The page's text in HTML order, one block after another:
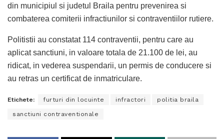
din municipiul si judetul Braila pentru prevenirea si
combaterea comiterii infractiunilor si contraventiilor rutiere.
Politistii au constatat 114 contraventii, pentru care au
aplicat sanctiuni, in valoare totala de 21.100 de lei, au
ridicat, in vederea suspendarii, un permis de conducere si
au retras un certificat de inmatriculare.
Etichete: furturi din locuinte infractori politia braila
sanctiuni contraventionale